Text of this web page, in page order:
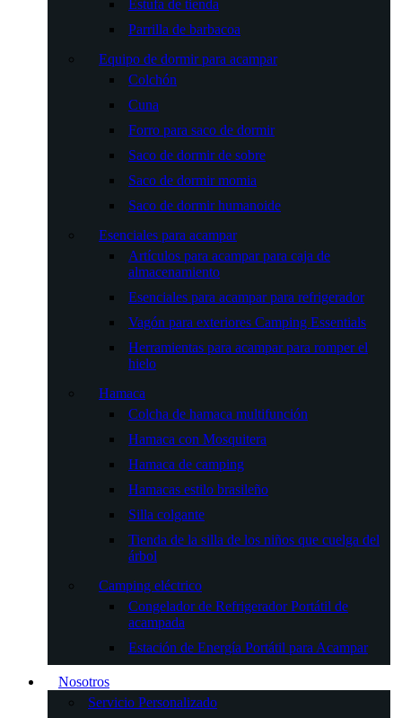
Estufa de tienda
Parrilla de barbacoa
Equipo de dormir para acampar
Colchón
Cuna
Forro para saco de dormir
Saco de dormir de sobre
Saco de dormir momia
Saco de dormir humanoide
Esenciales para acampar
Artículos para acampar para caja de
almacenamiento
Esenciales para acampar para refrigerador
Vagón para exteriores Camping Essentials
Herramientas para acampar para romper el
hielo
Hamaca
Colcha de hamaca multifunción
Hamaca con Mosquitera
Hamaca de camping
Hamacas estilo brasileño
Silla colgante
Tienda de la silla de los niños que cuelga del
árbol
Camping eléctrico
Congelador de Refrigerador Portátil de
acampada
Estación de Energía Portátil para Acampar
Nosotros
Servicio Personalizado